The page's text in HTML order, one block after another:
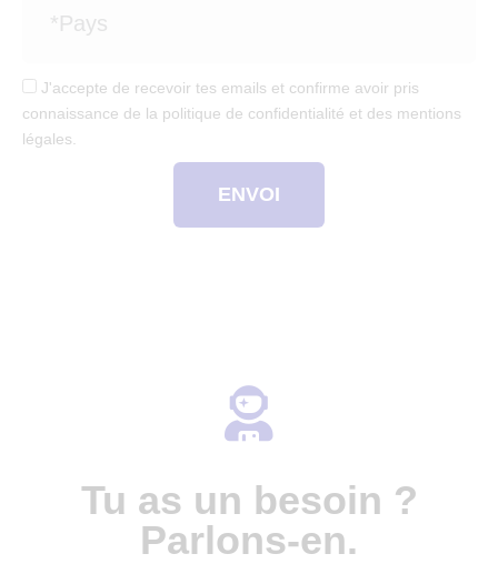
J'accepte de recevoir tes emails et confirme avoir pris
connaissance de la politique de confidentialité et des mentions
légales.
ENVOI
Tu as un besoin ?
Parlons-en.